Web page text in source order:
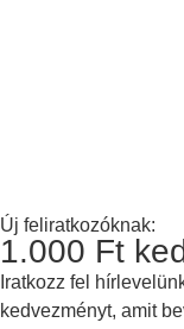
Új feliratkozóknak:
1.000 Ft
Iratkozz fel
kedvezményt, amit